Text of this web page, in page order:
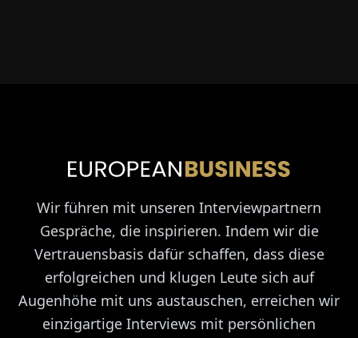
Wir führen mit unseren Interviewpartnern
Gespräche, die inspirieren. Indem wir die
Vertrauensbasis dafür schaffen, dass diese
erfolgreichen und klugen Leute sich auf
Augenhöhe mit uns austauschen, erreichen wir
einzigartige Interviews mit persönlichen